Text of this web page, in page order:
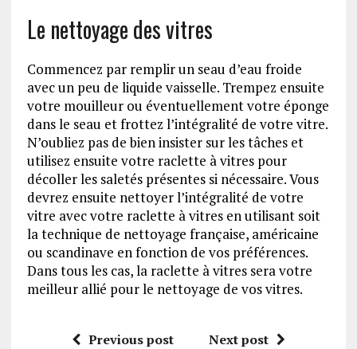
Le nettoyage des vitres
Commencez par remplir un seau d’eau froide
avec un peu de liquide vaisselle. Trempez ensuite
votre mouilleur ou éventuellement votre éponge
dans le seau et frottez l’intégralité de votre vitre.
N’oubliez pas de bien insister sur les tâches et
utilisez ensuite votre raclette à vitres pour
décoller les saletés présentes si nécessaire. Vous
devrez ensuite nettoyer l’intégralité de votre
vitre avec votre raclette à vitres en utilisant soit
la technique de nettoyage française, américaine
ou scandinave en fonction de vos préférences.
Dans tous les cas, la raclette à vitres sera votre
meilleur allié pour le nettoyage de vos vitres.
Previous post Next post